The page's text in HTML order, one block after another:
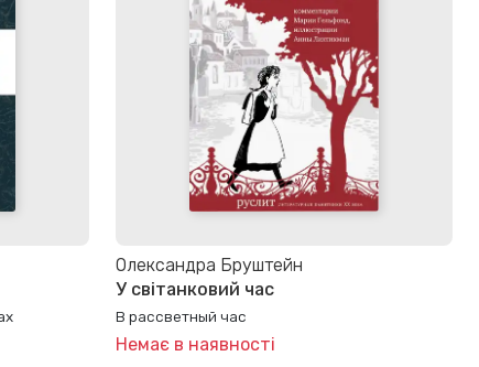
Олександра Бруштейн
У світанковий час
В рассветный час
Немає в наявності